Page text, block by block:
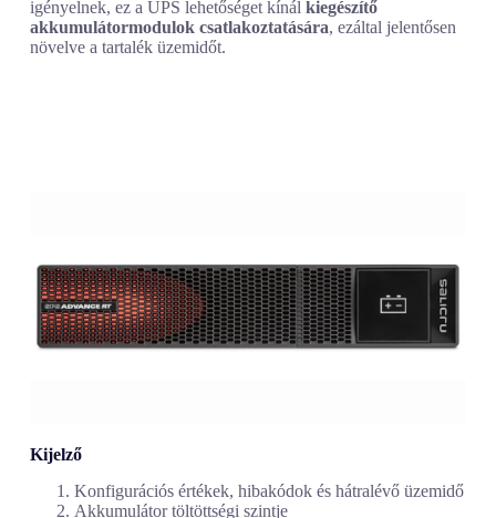
igényelnek, ez a UPS lehetőséget kínál kiegészítő
akkumulátormodulok csatlakoztatására, ezáltal jelentősen
növelve a tartalék üzemidőt.
Kijelző
Konfigurációs értékek, hibakódok és hátralévő üzemidő
Akkumulátor töltöttségi szintje